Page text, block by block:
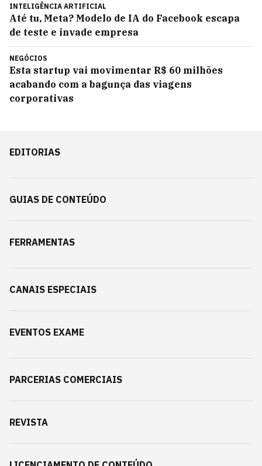
INTELIGÊNCIA ARTIFICIAL
Até tu, Meta? Modelo de IA do Facebook escapa
de teste e invade empresa
NEGÓCIOS
Esta startup vai movimentar R$ 60 milhões
acabando com a bagunça das viagens
corporativas
EDITORIAS
GUIAS DE CONTEÚDO
FERRAMENTAS
CANAIS ESPECIAIS
EVENTOS EXAME
PARCERIAS COMERCIAIS
REVISTA